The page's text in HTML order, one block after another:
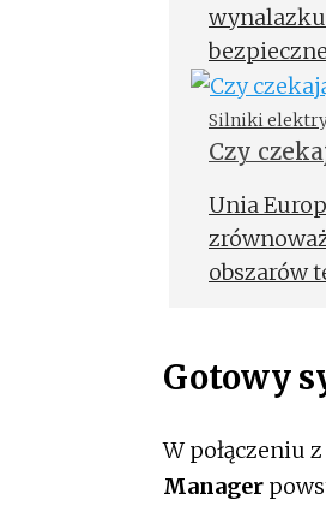
Silniki
Czy
Unia
obszarów
Gotowy
W połączeniu z
Manager